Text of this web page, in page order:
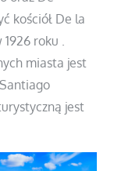
kościół De la
roku .
miasta jest
jest